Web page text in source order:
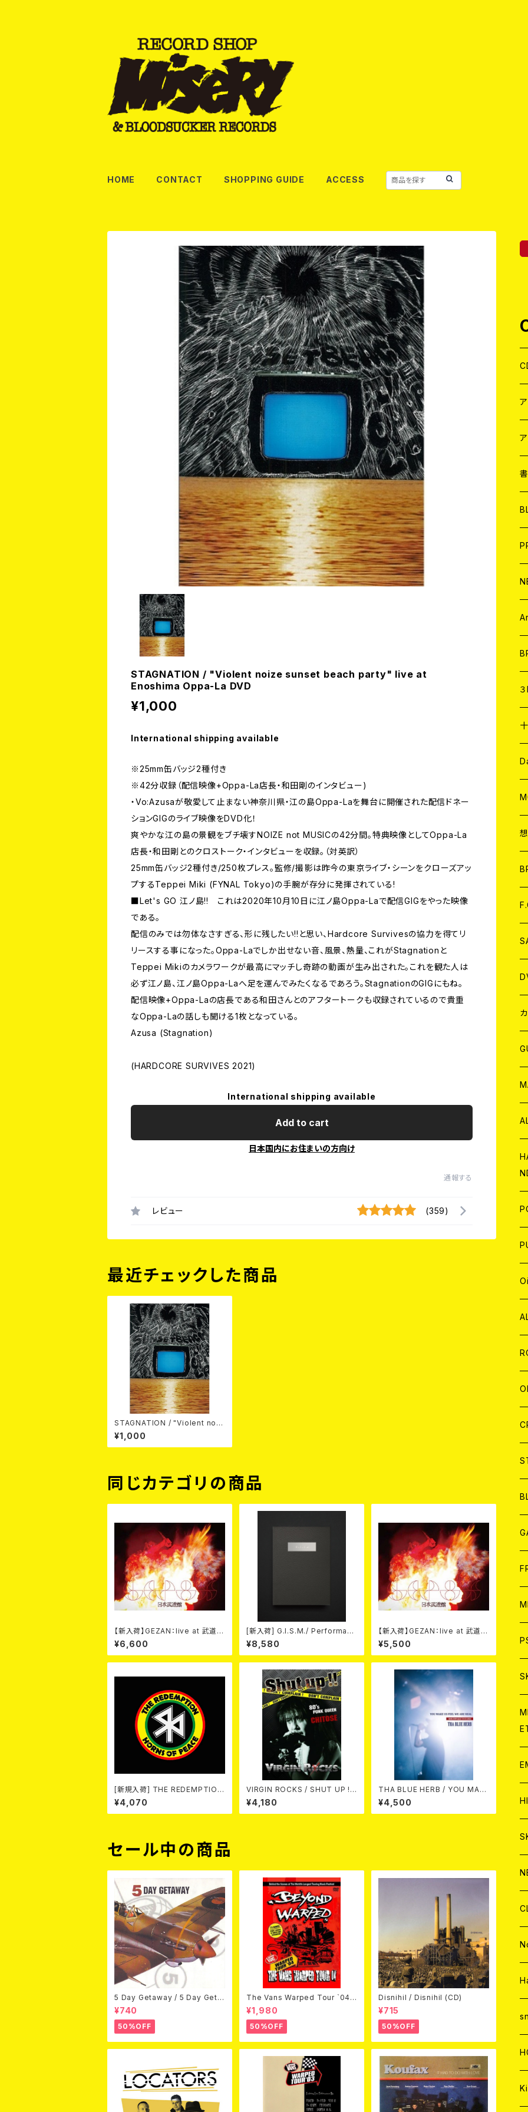
HOME CONTACT SHOPPING GUIDE ACCESS
STAGNATION / "Violent noize sunset beach party" live at
Enoshima Oppa-La DVD
¥1,000
International shipping available
※25mm缶バッジ2種付き
※42分収録（配信映像+Oppa-La店長・和田剛のインタビュー)
・Vo:Azusaが敬愛して止まない神奈川県・江の島Oppa-Laを舞台に開催された配信ドネー
ションGIGのライブ映像をDVD化！
爽やかな江の島の景観をブチ壊すNOIZE not MUSICの42分間。特典映像としてOppa-La
店長・和田剛とのクロストーク・インタビューを収録。（対英訳）
25mm缶バッジ2種付き/250枚プレス。監修/撮影は昨今の東京ライブ・シーンをクローズアッ
プするTeppei Miki (FYNAL Tokyo)の手腕が存分に発揮されている!
■Let's GO 江ノ島!! これは2020年10月10日に江ノ島Oppa-Laで配信GIGをやった映像
である。
配信のみでは勿体なさすぎる、形に残したい!!と思い、Hardcore Survivesの協力を得てリ
リースする事になった。Oppa-Laでしか出せない音、風景、熱量、これがStagnationと
Teppei Mikiのカメラワークが最高にマッチし奇跡の動画が生み出された。これを観た人は
必ず江ノ島、江ノ島Oppa-Laへ足を運んでみたくなるであろう。StagnationのGIGにもね。
配信映像+Oppa-Laの店長である和田さんとのアフタートークも収録されているので貴重
なOppa-Laの話しも聞ける1枚となっている。
Azusa (Stagnation)
(HARDCORE SURVIVES 2021)
International shipping available
Add to cart
日本国内にお住まいの方向け
通報する
レビュー (359)
最近チェックした商品
STAGNATION / "Violent noiz
e sunset beach party" live a
¥1,000
同じカテゴリの商品
【新入荷】GEZAN：live at 武道館
(Blu-ray)
¥6,600
[新入荷] G.I.S.M./ Performanc
e (DVD+CD)
¥8,580
【新入荷】GEZAN：live at 武道館
(DVD)
¥5,500
[新規入荷] THE REDEMPTION
/ HORNS OF PEACE (CD＋DV
D)
¥4,070
VIRGIN ROCKS / SHUT UP !!
¥4,180
THA BLUE HERB / YOU MAK
E US FEEL WE ARE REAL(結成
25周年TOUR 2022)"DVD"
¥4,500
セール中の商品
5 Day Getaway / 5 Day Geta
way (CDEP)
¥740
50%OFF
The Vans Warped Tour `04
Beyond Warped (国内盤DVD)
¥1,980
50%OFF
Disnihil / Disnihil (CD)
¥715
50%OFF
７
LP
CD
CD
CD
CD